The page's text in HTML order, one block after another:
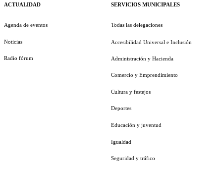
ACTUALIDAD
Agenda de eventos
Noticias
Radio fórum
SERVICIOS MUNICIPALES
Todas las delegaciones
Accesibilidad Universal e Inclusión
Administración y Hacienda
Comercio y Emprendimiento
Cultura y festejos
Deportes
Educación y juventud
Igualdad
Seguridad y tráfico